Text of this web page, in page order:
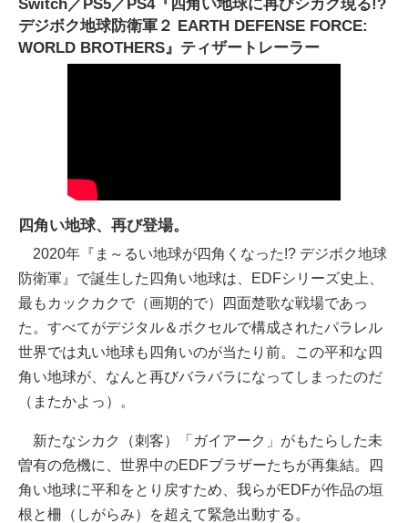
Switch／PS5／PS4『四角い地球に再びシカク現る!?
デジボク地球防衛軍２ EARTH DEFENSE FORCE:
WORLD BROTHERS』ティザートレーラー
四角い地球、再び登場。
2020年『ま～るい地球が四角くなった!? デジボク地球
防衛軍』で誕生した四角い地球は、EDFシリーズ史上、
最もカックカクで（画期的で）四面楚歌な戦場であっ
た。すべてがデジタル＆ボクセルで構成されたパラレル
世界では丸い地球も四角いのが当たり前。この平和な四
角い地球が、なんと再びバラバラになってしまったのだ
（またかよっ）。
新たなシカク（刺客）「ガイアーク」がもたらした未
曽有の危機に、世界中のEDFブラザーたちが再集結。四
角い地球に平和をとり戻すため、我らがEDFが作品の垣
根と柵（しがらみ）を超えて緊急出動する。